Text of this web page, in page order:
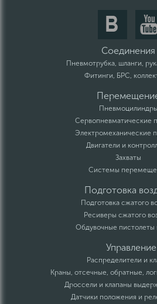
Соединения
Пневмотрубка, шланги,
Фитинги, БРС,
Пневмоцилиндры
Сервопневматические
Электромеханические
Двигатели и
Захваты
Системы
Подготовка
Подготовка сжатого
Ресиверы сжатого
Обдувочные пистолеты
Управление
Распределители и
Краны, отсечные, обратные,
Дроссели и клапаны
Датчики положения и